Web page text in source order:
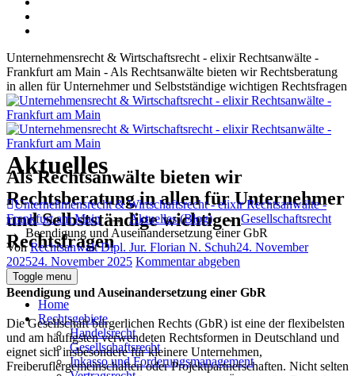
Unternehmensrecht & Wirtschaftsrecht - elixir Rechtsanwälte -
Frankfurt am Main - Als Rechtsanwälte bieten wir Rechtsberatung
in allen für Unternehmer und Selbstständige wichtigen Rechtsfragen
Als Rechtsanwälte bieten wir
Rechtsberatung in allen für Unternehmer
und Selbstständige wichtigen
Rechtsfragen
Toggle menu
Home
Rechtsgebiete
Handelsrecht
Gesellschaftsrecht
Inkasso und Forderungsmanagement
Aktuelles
Unternehmensrecht & Wirtschaftsrecht - elixir Rechtsanwälte -
Frankfurt am Main →Aktuelles (Blog)→Gesellschaftsrecht
→ Beendigung und Auseinandersetzung einer GbR
Author
VonRechtsanwalt Dipl. Jur. Florian N. SchuhPosted
on
24. November
202524. November 2025 Kommentar abgeben
Beendigung und Auseinandersetzung einer GbR
Die Gesellschaft bürgerlichen Rechts (GbR) ist eine der flexibelsten
und am häufigsten verwendeten Rechtsformen in Deutschland und
eignet sich insbesondere für kleinere Unternehmen,
Freiberuflergemeinschaften oder Projektpartnerschaften. Nicht selten